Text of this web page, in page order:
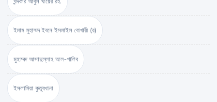
ইমাম মুহাম্মদ ইবনে ইসমাইল বোখারী (র)
মুহাম্মদ আসাদুল্লাহ আল-গালিব
ইসলামিয়া কুতুবখানা